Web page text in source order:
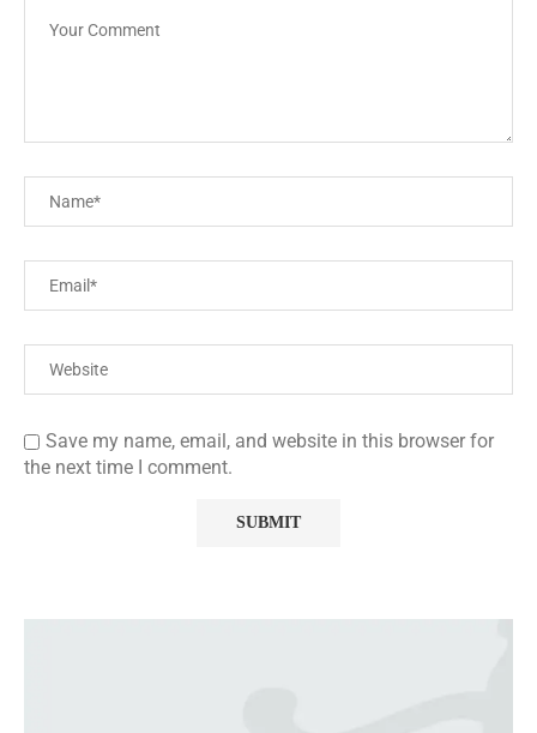
Save my name, email, and website in this browser for
the next time I comment.